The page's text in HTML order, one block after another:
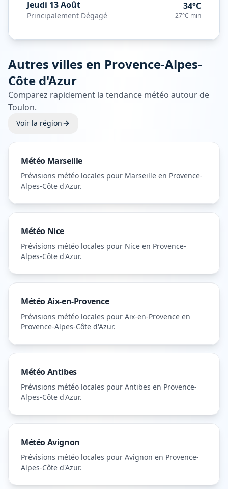
Jeudi 13 Août
Principalement Dégagé
34°C
27°C min
Autres villes en Provence-Alpes-
Côte d'Azur
Comparez rapidement la tendance météo autour de
Toulon.
Voir la région
Météo Marseille
Prévisions météo locales pour Marseille en Provence-
Alpes-Côte d'Azur.
Météo Nice
Prévisions météo locales pour Nice en Provence-
Alpes-Côte d'Azur.
MétéoAix-en-Provence
Prévisions météo locales pour Aix-en-Provence en
Provence-Alpes-Côte d'Azur.
MétéoAntibes
Prévisions météo locales pour Antibes en Provence-
Alpes-Côte d'Azur.
MétéoAvignon
Prévisions météo locales pour Avignon en Provence-
Alpes-Côte d'Azur.